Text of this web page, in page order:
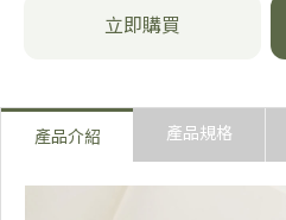
#6 EXCELLEN!
黑色🖤
深藍💙一瓶
黑色🖤一瓶
立即購買
產品介紹 產品規格